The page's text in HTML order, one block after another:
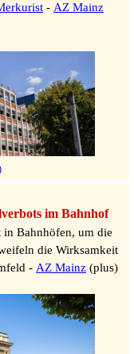
- AZ Mainz
im Bahnhof
Bahnhöfen, um die
die Wirksamkeit
- AZ Mainz (plus)